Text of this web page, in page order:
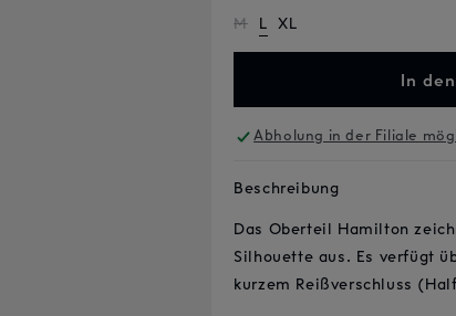
MVariante
ausverkauft
oder
L XL
In
Abholung in der Filiale
Beschreibung
Das Oberteil Hamilton
Silhouette aus. Es verfügt
kurzem Reißverschluss